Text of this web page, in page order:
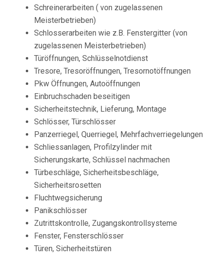
Schreinerarbeiten ( von zugelassenen
Meisterbetrieben)
Schlosserarbeiten wie z.B. Fenstergitter (von
zugelassenen Meisterbetrieben)
Türöffnungen, Schlüsselnotdienst
Tresore, Tresoröffnungen, Tresornotöffnungen
Pkw Öffnungen, Autoöffnungen
Einbruchschaden beseitigen
Sicherheitstechnik, Lieferung, Montage
Schlösser, Türschlösser
Panzerriegel, Querriegel, Mehrfachverriegelungen
Schliessanlagen, Profilzylinder mit
Sicherungskarte, Schlüssel nachmachen
Türbeschläge, Sicherheitsbeschläge,
Sicherheitsrosetten
Fluchtwegsicherung
Panikschlösser
Zutrittskontrolle, Zugangskontrollsysteme
Fenster, Fensterschlösser
Türen, Sicherheitstüren